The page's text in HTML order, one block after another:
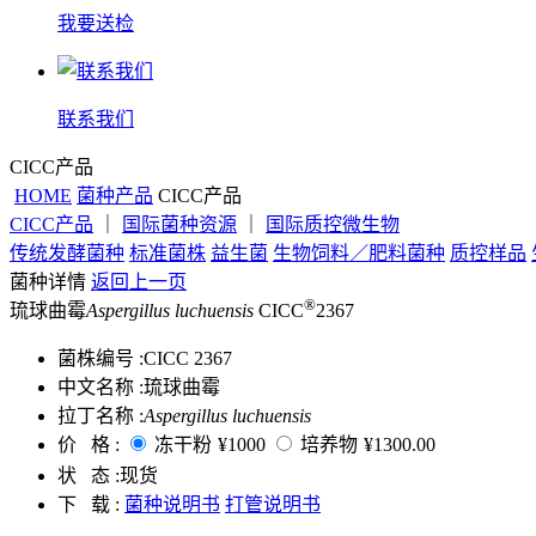
我要送检
联系我们
CICC产品
HOME 菌种产品 CICC产品
CICC产品
国际菌种资源
国际质控微生物
传统发酵菌种 标准菌株 益生菌 生物饲料／肥料菌种 质控样品
菌种详情 返回上一页
琉球曲霉Aspergillus luchuensis CICC®2367
菌株编号 :CICC 2367
中文名称 :琉球曲霉
拉丁名称 :Aspergillus luchuensis
价 格 :
冻干粉 ¥1000 培养物 ¥1300.00
状 态 :现货
下 载 : 菌种说明书 打管说明书